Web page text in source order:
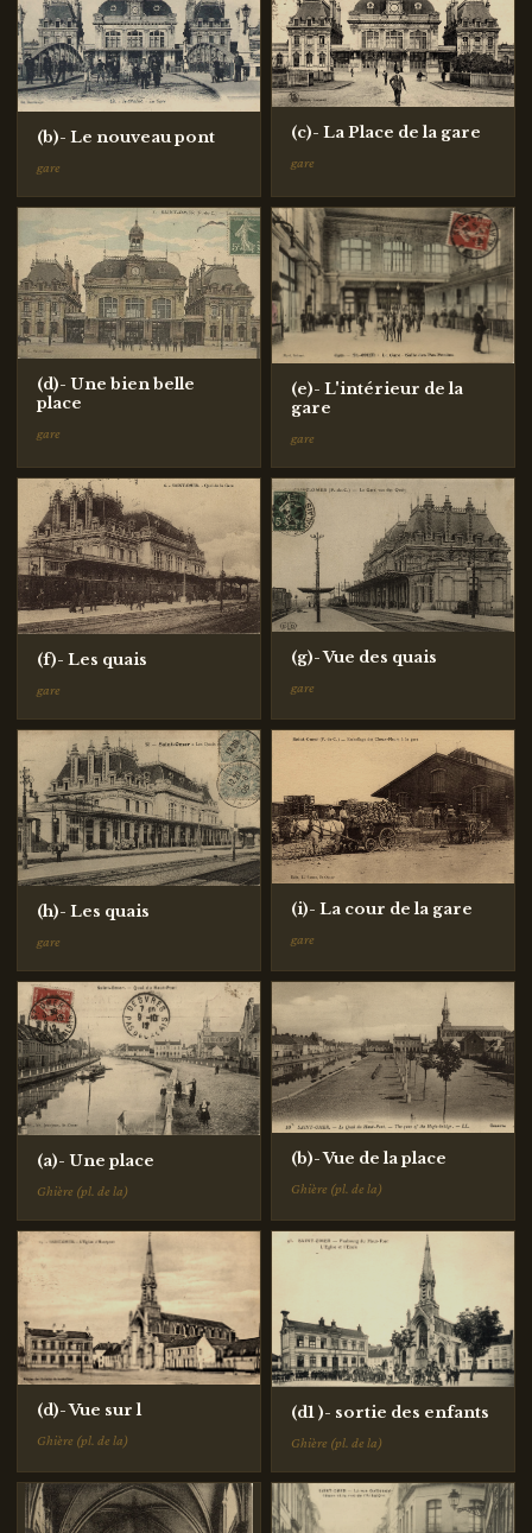
(b)- Le nouveau pont
gare
(c)- La Place de la gare
gare
(d)- Une bien belle
place
gare
(e)- L'intérieur de la
gare
gare
(f)- Les quais
gare
(g)- Vue des quais
gare
(h)- Les quais
gare
(i)- La cour de la gare
gare
(a)- Une place
Ghière (pl. de la)
(b)- Vue de la place
Ghière (pl. de la)
(d)- Vue sur l
Ghière (pl. de la)
(d1 )- sortie des enfants
Ghière (pl. de la)